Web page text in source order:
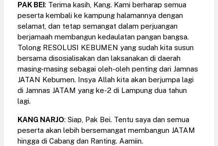
PAK BEI: Terima kasih, Kang. Kami berharap semua
peserta kembali ke kampung halamannya dengan
selamat, dan tetap semangat dalam perjuangan
berjamaah membangun kedaulatan pangan bangsa.
Tolong RESOLUSI KEBUMEN yang sudah kita susun
bersama disosialisakan dan laksanakan di daerah
masing-masing sebagai oleh-oleh penting dari Jamnas
JATAN Kebumen. Insya Allah kita akan berjumpa lagi
di Jamnas JATAM yang ke-2 di Lampung dua tahun
lagi.
KANG NARJO: Siap, Pak Bei. Tentu saya dan semua
peserta akan lebih bersemangat membangun JATAM
hingga di Cabang dan Ranting. Aamiin.